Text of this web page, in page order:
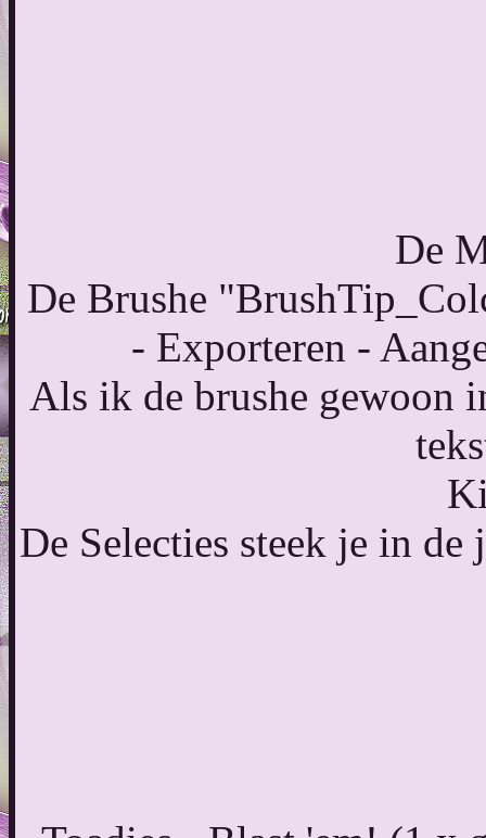
De
De Brushe
- Exporteren -
Als ik de brushe gewoon
De Selecties steek je in